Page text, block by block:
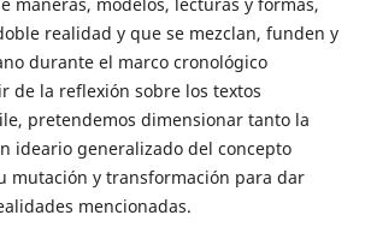
realidad y que se mezclan, funden y
durante el marco cronológico
de la reflexión sobre los textos
pretendemos dimensionar tanto la
ideario generalizado del concepto
mutación y transformación para dar
mencionadas.